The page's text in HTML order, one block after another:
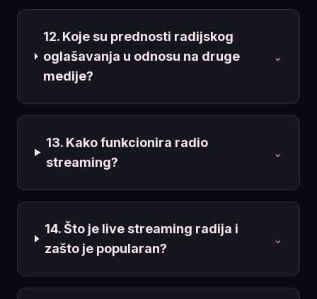
12. Koje su prednosti radijskog
oglašavanja u odnosu na druge
medije?
⌄
13. Kako funkcionira radio
streaming?
⌄
14. Što je live streaming radija i
zašto je popularan?
⌄